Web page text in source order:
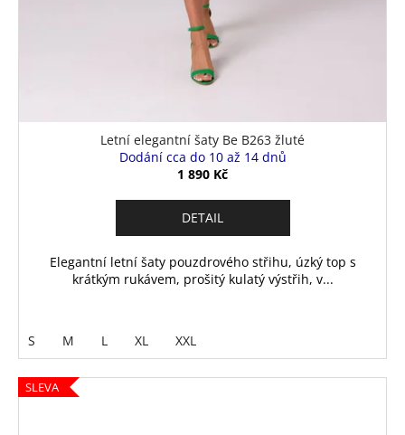
Letní elegantní šaty Be B263 žluté
Dodání cca do 10 až 14 dnů
1 890 Kč
DETAIL
Elegantní letní šaty pouzdrového střihu, úzký top s
krátkým rukávem, prošitý kulatý výstřih, v...
S M L XL XXL
SLEVA